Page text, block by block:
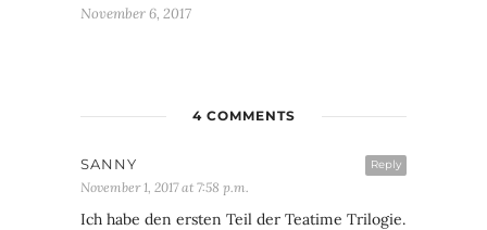
November 6, 2017
4 COMMENTS
Reply
SANNY
November 1, 2017 at 7:58 p.m.
Ich habe den ersten Teil der Teatime Trilogie.